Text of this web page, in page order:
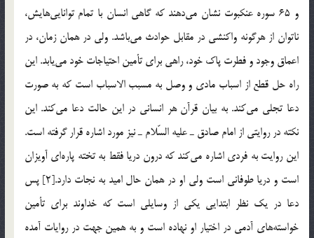
و 65 سوره عنكبوت نشان مي‌دهند كه گاهي انسان با تمام توانايي‌هايش،
ناتوان از هرگونه واكنشي در مقابل حوادث مي‌باشد. ولي در همان زمان، در
اعماق وجود و فطرت پاك خود، راهي براي تأمين احتياجات خود مي‌يابد. اين
راه حل قطع از اسباب مادي و وصل به مسبب الاسباب است كه به صورت
دعا تجلي مي‌كند. به بيان قرآن هر انساني در اين حالت دعا مي‌كند. اين
نكته در روايتي از امام صادق ـ عليه السّلام ـ نيز مورد اشاره قرار گرفته است.
اين روايت به فردي اشاره مي‌كند كه درون دريا فقط به تخته پاره‌اي آويزان
است و دريا طوفاني است ولي او در همان حال اميد به نجات دارد.[2] پس
دعا در يك نظر ابتدايي يكي از وسايلي است كه خداوند براي تأمين
خواسته‌هاي آدمي در اختيار او نهاده است و به همين جهت در روايات آمده